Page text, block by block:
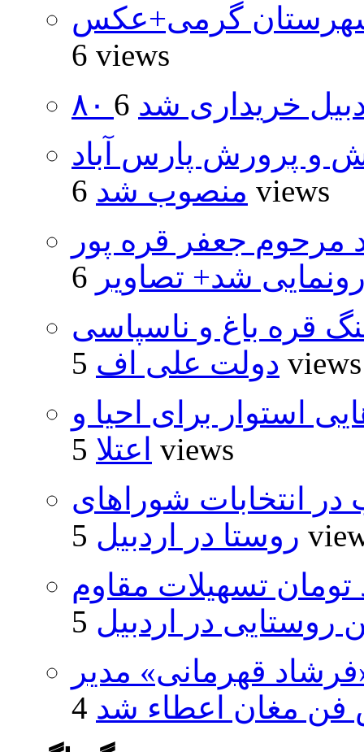
گرمی+عکس
6 views
خریداری شد
و پرورش پارس آباد
منصوب شد 6 views
مرحوم جعفر قره پور
شد+ تصاویر
قره باغ و ناسپاسی
دولت علی اف 5 views
استوار برای احیا و
اعتلا 5 views
۵۰۰۰ داوطلب در انتخابات شوراهای
روستا در اردبیل 5
و ۴۸۰ میلیارد تومان تسهیلات مقاوم
در اردبیل
قهرمانی» مدیر
مغان اعطاء شد